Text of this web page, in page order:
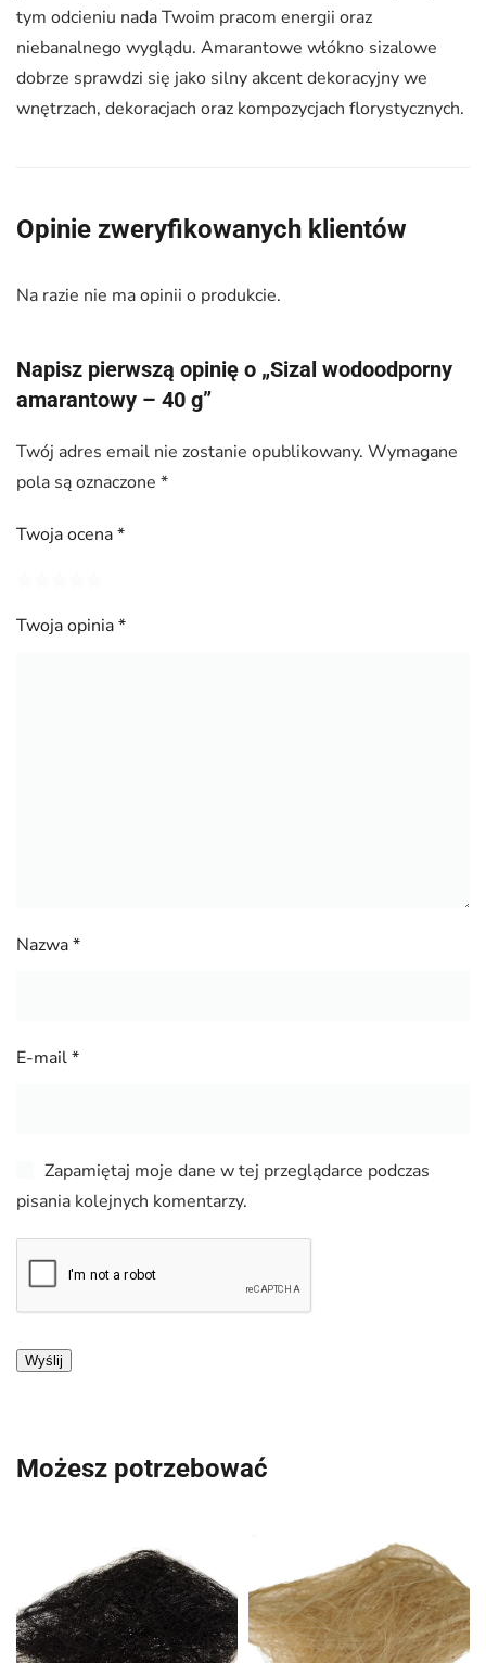
tym odcieniu nada Twoim pracom energii oraz
niebanalnego wyglądu. Amarantowe włókno sizalowe
dobrze sprawdzi się jako silny akcent dekoracyjny we
wnętrzach, dekoracjach oraz kompozycjach florystycznych.
Opinie zweryfikowanych klientów
Na razie nie ma opinii o produkcie.
Napisz pierwszą opinię o „Sizal wodoodporny
amarantowy – 40 g”
Twój adres email nie zostanie opublikowany. Wymagane
pola są oznaczone *
Twoja ocena*
Twoja opinia*
Nazwa*
E-mail*
Zapamiętaj moje dane w tej przeglądarce podczas
pisania kolejnych komentarzy.
Możesz potrzebować